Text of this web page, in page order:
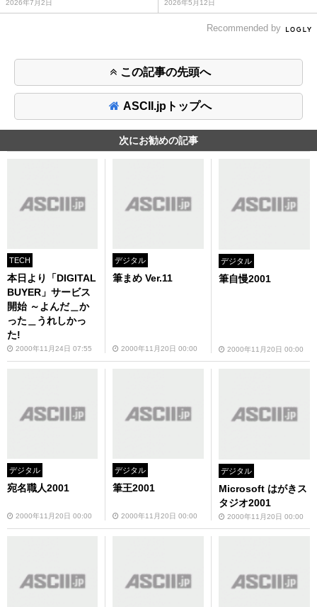
2026年7月2日 2026年5月12日
Recommended by
この記事の先頭へ
ASCII.jpトップへ
次にお勧めの記事
TECH
本日より「DIGITAL
BUYER」サービス
開始 ～よんだ＿か
った＿うれしかっ
た!
2000年11月24日 07:55
デジタル
筆まめ Ver.11
2000年11月20日 00:00
デジタル
筆自慢2001
2000年11月20日 00:00
デジタル
宛名職人2001
2000年11月20日 00:00
デジタル
筆王2001
2000年11月20日 00:00
デジタル
Microsoft はがきス
タジオ2001
2000年11月20日 00:00